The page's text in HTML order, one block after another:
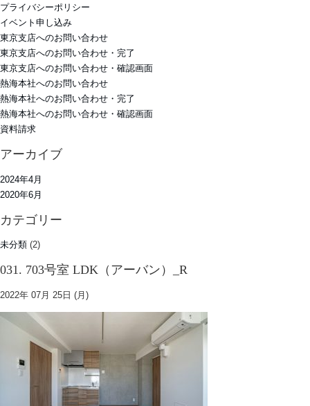
プライバシーポリシー
イベント申し込み
東京支店へのお問い合わせ
東京支店へのお問い合わせ・完了
東京支店へのお問い合わせ・確認画面
熱海本社へのお問い合わせ
熱海本社へのお問い合わせ・完了
熱海本社へのお問い合わせ・確認画面
資料請求
アーカイブ
2024年4月
2020年6月
カテゴリー
未分類 (2)
031. 703号室 LDK（アーバン）_R
2022年 07月 25日 (月)